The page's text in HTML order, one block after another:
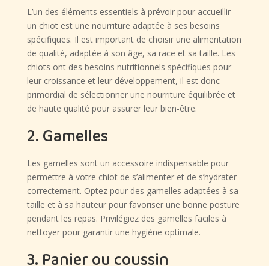
L’un des éléments essentiels à prévoir pour accueillir
un chiot est une nourriture adaptée à ses besoins
spécifiques. Il est important de choisir une alimentation
de qualité, adaptée à son âge, sa race et sa taille. Les
chiots ont des besoins nutritionnels spécifiques pour
leur croissance et leur développement, il est donc
primordial de sélectionner une nourriture équilibrée et
de haute qualité pour assurer leur bien-être.
2. Gamelles
Les gamelles sont un accessoire indispensable pour
permettre à votre chiot de s’alimenter et de s’hydrater
correctement. Optez pour des gamelles adaptées à sa
taille et à sa hauteur pour favoriser une bonne posture
pendant les repas. Privilégiez des gamelles faciles à
nettoyer pour garantir une hygiène optimale.
3. Panier ou coussin